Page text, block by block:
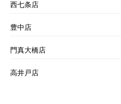
西七条店
豊中店
門真大橋店
高井戸店